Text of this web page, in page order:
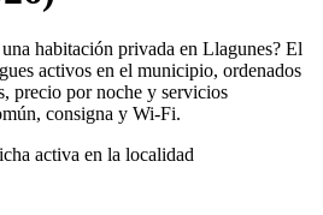
habitación privada en Llagunes? El
activos en el municipio, ordenados
precio por noche y servicios
consigna y Wi-Fi.
activa en la localidad